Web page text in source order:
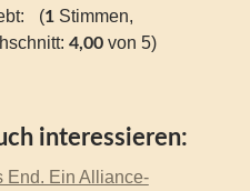
(1Stimmen,
4,00von 5)
interessieren:
End. Ein Alliance-